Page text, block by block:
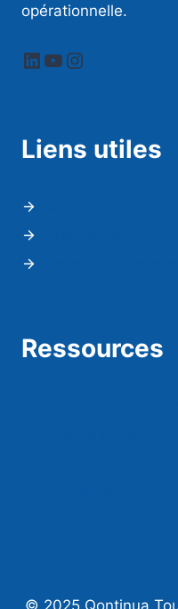
opérationnelle.
LinkedIn
YouTube
Instagram
Liens utiles
Ressources
© 2025 Qontinua